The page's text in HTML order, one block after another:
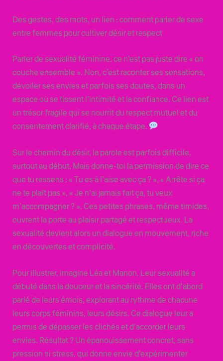
Des gestes, des mots, un lien : comment parler de sexe
entre femmes pour cultiver désir et respect
Parler de sexualité féminine, ce n’est pas juste dire « on
couche ensemble ». Non, c’est raconter ses sensations,
dévoiler ses envies et parfois ses doutes, dans un
espace où se tissent l’intimité et la confiance. Ce lien est
un trésor fragile qui se nourrit du respect mutuel et du
consentement clarifié, à chaque étape.
Sur le chemin du désir, la parole est parfois difficile,
surtout au début. Mais donne-toi la permission de dire ce
que tu ressens : « Tu es à l’aise avec ça ? », « Arrête si ça
ne te plaît pas », « Je n’ai jamais fait ça, tu veux
m’accompagner ? ». Ces petites phrases, même timides,
ouvrent la porte au plaisir partagé et respectueux. La
sexualité devient alors un dialogue en mouvement, riche
en découvertes et complicité.
Pour illustrer, imagine Léa et Manon. Leur sexualité a
débuté dans la douceur et la sincérité. Elles ont d’abord
parlé de leurs émois, explorant au rythme de chacune
leurs corps féminins, leurs désirs. Ce dialogue leur a
permis de dépasser les clichés et d’accorder leurs
envies. Résultat ? Un épanouissement concret, sans
pression ni stress, qui donne envie d’expérimenter